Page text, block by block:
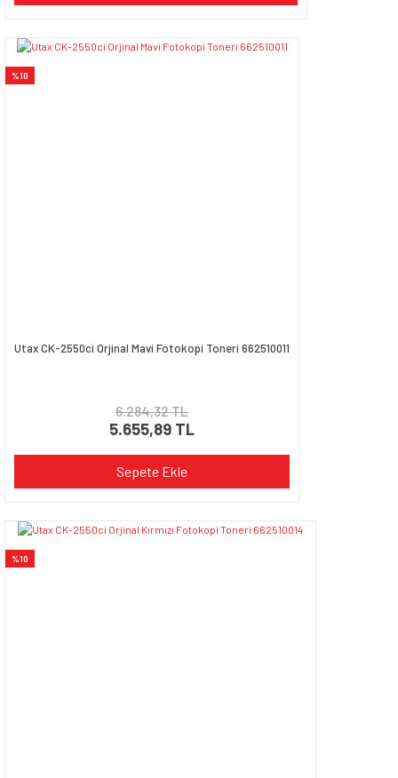
%10
Utax CK-2550ci Orjinal Mavi Fotokopi Toneri 662510011
6.284,32 TL
5.655,89 TL
Sepete Ekle
%10